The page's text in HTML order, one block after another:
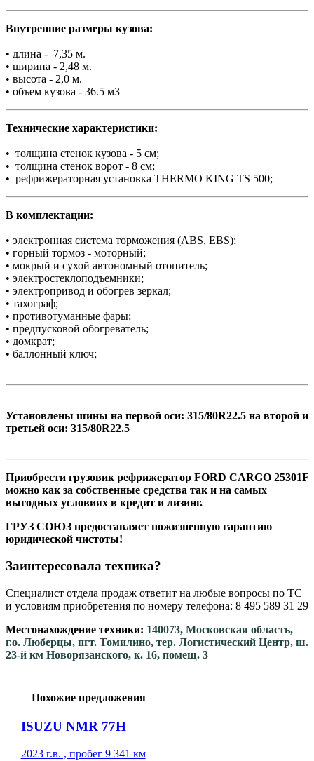
Внутренние размеры кузова:
• длина - 7,35 м.
• ширина - 2,48 м.
• высота - 2,0 м.
• объем кузова - 36.5 м3
Технические характеристики:
• толщина стенок кузова - 5 см;
• толщина стенок ворот - 8 см;
• рефрижераторная установка THERMO KING TS 500;
В комплектации:
• электронная система торможения (ABS, EBS);
• горный тормоз - моторный;
• мокрый и сухой автономный отопитель;
• электростеклоподъемники;
• электропривод и обогрев зеркал;
• тахограф;
• противотуманные фары;
• предпусковой обогреватель;
• домкрат;
• баллонный ключ;
Установлены шины на первой оси: 315/80R22.5 на второй и
третьей оси: 315/80R22.5
Приобрести грузовик рефрижератор FORD CARGO 25301F
можно как за собственные средства так и на самых
выгодных условиях в кредит и лизинг.
ГРУЗ СОЮЗ предоставляет пожизненную гарантию
юридической чистоты!
Заинтересовала техника?
Специалист отдела продаж ответит на любые вопросы по ТС
и условиям приобретения по номеру телефона: 8 495 589 31 29
Местонахождение техники: 140073, Московская область,
г.о. Люберцы, пгт. Томилино, тер. Логистический Центр, ш.
23-й км Новорязанского, к. 16, помещ. 3
Похожие предложения
ISUZU NMR 77H
2023 г.в. , пробег 9 341 км